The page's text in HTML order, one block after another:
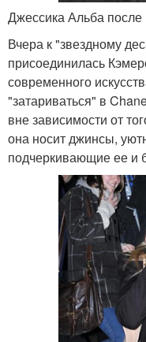
Джессика Альба
Вчера к "звездному
присоединилась
современного
"затариваться" в
вне зависимости от
она носит джинсы,
подчеркивающие ее и